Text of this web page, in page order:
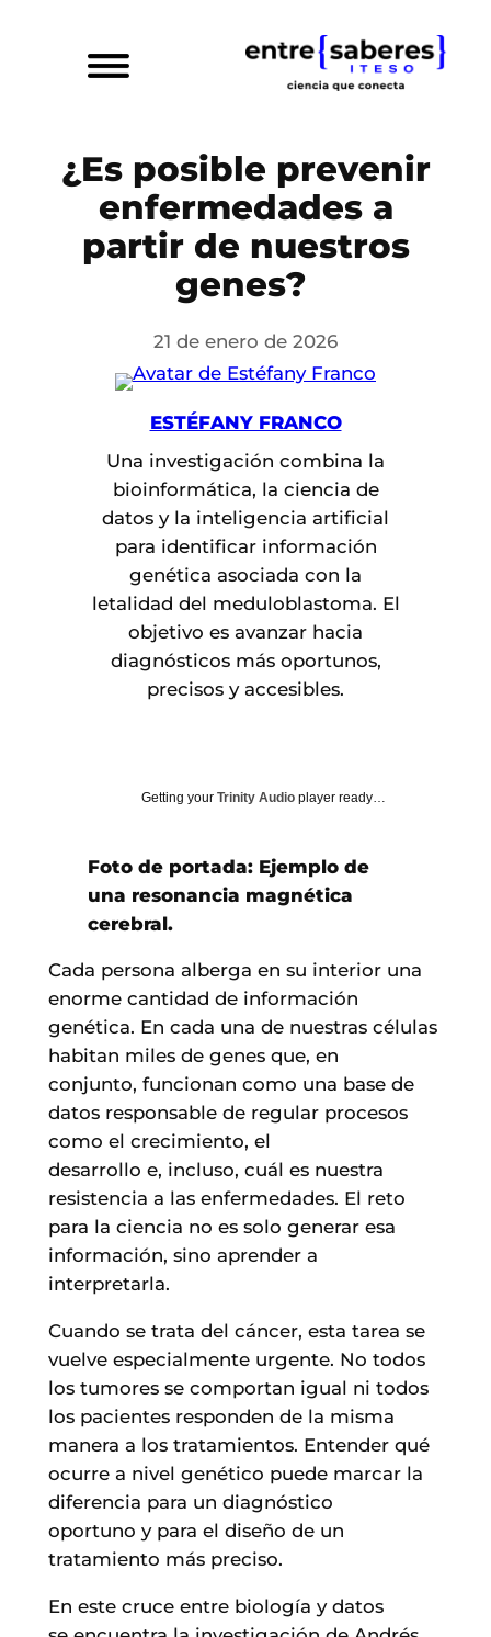
contenido
¿Es posible prevenir
enfermedades a
partir de nuestros
genes?
21 de enero de 2026
ESTÉFANY FRANCO
Una investigación combina la
bioinformática, la ciencia de
datos y la inteligencia artificial
para identificar información
genética asociada con la
letalidad del meduloblastoma. El
objetivo es avanzar hacia
diagnósticos más oportunos,
precisos y accesibles.
Getting your Trinity Audioplayer ready…
Foto de portada: Ejemplo de
una resonancia magnética
cerebral.
Cada persona alberga en su interior una
enorme cantidad de información
genética. En cada una de nuestras células
habitan miles de genes que, en
conjunto, funcionan como una base de
datos responsable de regular procesos
como el crecimiento, el
desarrollo e, incluso, cuál es nuestra
resistencia a las enfermedades. El reto
para la ciencia no es solo generar esa
información, sino aprender a
interpretarla.
Cuando se trata del cáncer, esta tarea se
vuelve especialmente urgente. No todos
los tumores se comportan igual ni todos
los pacientes responden de la misma
manera a los tratamientos. Entender qué
ocurre a nivel genético puede marcar la
diferencia para un diagnóstico
oportuno y para el diseño de un
tratamiento más preciso.
En este cruce entre biología y datos